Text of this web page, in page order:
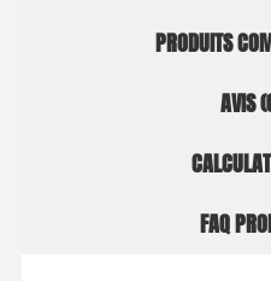
PRODUITS
AVIS
FAQ